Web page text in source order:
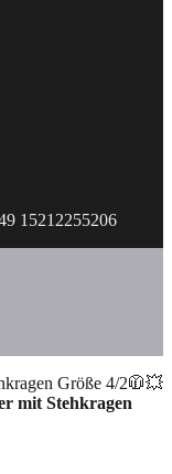
15212255206
mit Stehkragen